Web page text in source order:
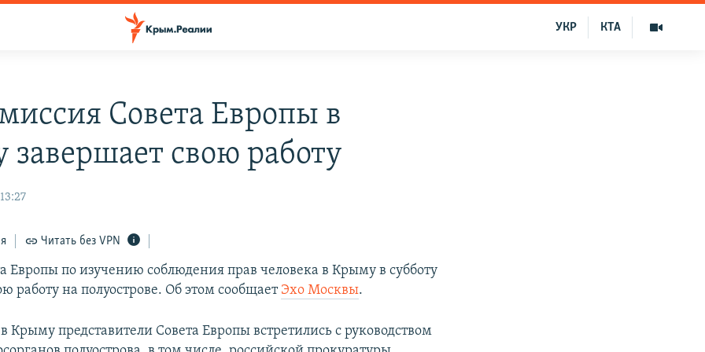
КТА
УКР
Совета Европы в
свою работу
Читать без VPN
Европы по изучению соблюдения прав человека в Крыму в субботу
работу на полуострове. Об этом сообщает Эхо Москвы.
Крыму представители Совета Европы встретились с руководством